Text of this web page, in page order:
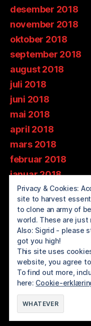
desember 2018
november 2018
oktober 2018
september 2018
august 2018
juli 2018
juni 2018
mai 2018
april 2018
mars 2018
februar 2018
januar 2018
desember 2017
november 2017
oktober 2017
september 2017
august 2017
juli 2017
© 2026
Privacy & Cookies:
site to harvest
to clone an army of
world. These are just
Also: Sigrid - please
got you high!
This site uses
website, you agree
To find out more,
here: Cookie-